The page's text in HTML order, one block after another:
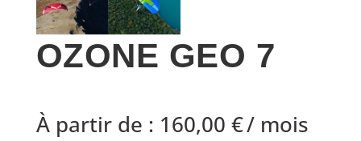
OZONE GEO 7
À partir de : 160,00 €/ mois